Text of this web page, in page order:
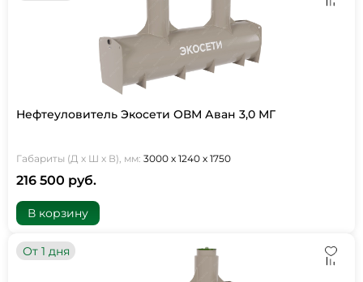
Нефтеуловитель Экосети ОВМ Аван 3,0 МГ
Габариты (Д х Ш х В), мм: 3000 х 1240 х 1750
216 500 руб.
В корзину
От 1 дня